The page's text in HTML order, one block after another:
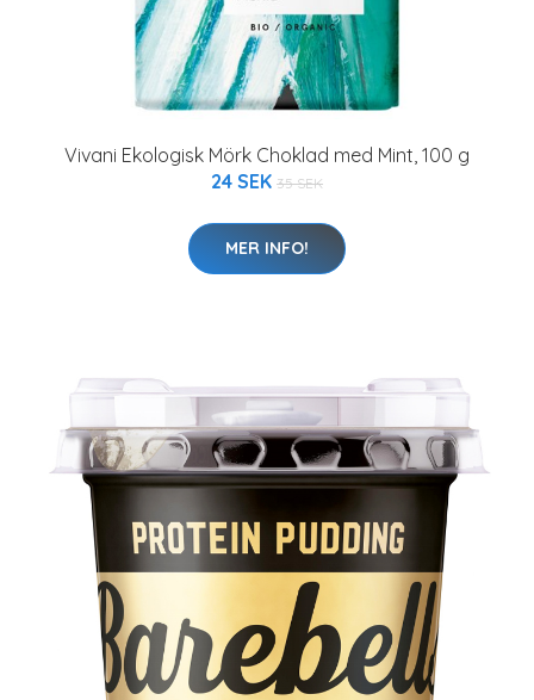
Vivani Ekologisk Mörk Choklad med Mint, 100 g
24 SEK 35 SEK
MER INFO!